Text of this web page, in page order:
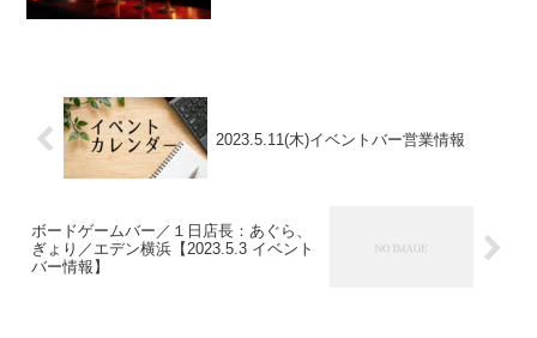
2023.5.11(木)イベントバー営業情報
ボードゲームバー／１日店長：あぐら、
ぎょり／エデン横浜【2023.5.3 イベント
バー情報】